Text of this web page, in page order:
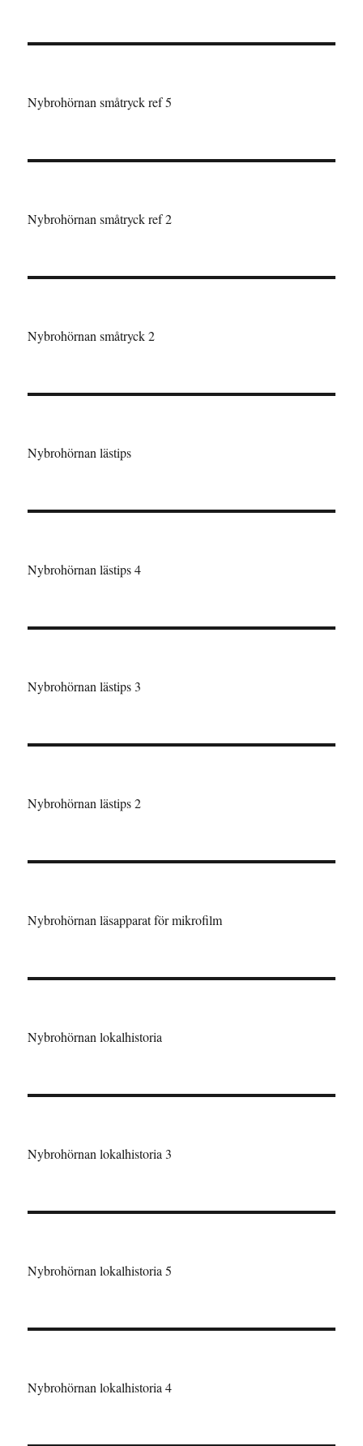
Nybrohörnan småtryck ref 5
Nybrohörnan småtryck ref 2
Nybrohörnan småtryck 2
Nybrohörnan lästips
Nybrohörnan lästips 4
Nybrohörnan lästips 3
Nybrohörnan lästips 2
Nybrohörnan läsapparat för mikrofilm
Nybrohörnan lokalhistoria
Nybrohörnan lokalhistoria 3
Nybrohörnan lokalhistoria 5
Nybrohörnan lokalhistoria 4